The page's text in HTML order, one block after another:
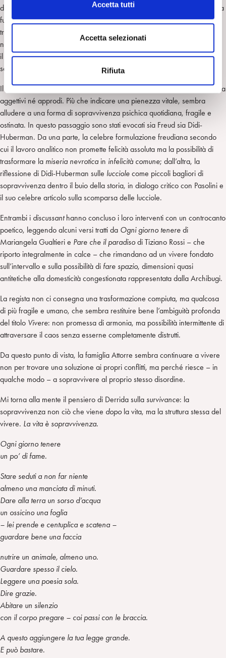
o
n
s
Accetta tutti
Accetta selezionati
Rifiuta
del legame stesso. È emersa l’idea che la verità, nel film, non abbia una
funzione liberatoria. Le rivelazioni non producono autentica
trasformazione; vengono piuttosto assorbite dal sistema familiare, quasi
neutralizzate. In questo passaggio, è sembrato risuonare implicitamente
il pensiero di Freud quando osserva che il soggetto non desidera
soltanto conoscere, ma anche continuare a non sapere.
Il titolo stesso del film è stato discusso a lungo: un verbo all’infinito, senza
aggettivi né approdi. Più che indicare una pienezza vitale, sembra
alludere a una forma di sopravvivenza psichica quotidiana, fragile e
ostinata. In questo passaggio sono stati evocati sia Freud sia Didi-
Huberman. Da una parte, la celebre formulazione freudiana secondo
cui il lavoro analitico non promette felicità assoluta ma la possibilità di
trasformare la miseria nevroticain infelicità comune; dall’altra, la
riflessione di Didi-Huberman sulle lucciole come piccoli bagliori di
sopravvivenza dentro il buio della storia, in dialogo critico con Pasolini e
il suo celebre articolo sulla scomparsa delle lucciole.
Entrambi i discussanthanno concluso i loro interventi con un controcanto
poetico, leggendo alcuni versi tratti da Ogni giorno tenere di
Mariangela Gualtieri e Pare che il paradisodi Tiziano Rossi – che
riporto integralmente in calce – che rimandano ad un vivere fondato
sull’intervallo e sulla possibilità di fare spazio, dimensioni quasi
antitetiche alla domesticità congestionata rappresentata dalla Archibugi.
La regista non ci consegna una trasformazione compiuta, ma qualcosa
di più fragile e umano, che sembra restituire bene l’ambiguità profonda
del titolo Vivere: non promessa di armonia, ma possibilità intermittente di
attraversare il caos senza esserne completamente distrutti.
Da questo punto di vista, la famiglia Attorre sembra continuare a vivere
non per trovare una soluzione ai propri conflitti, ma perché riesce – in
qualche modo – a sopravvivere al proprio stesso disordine.
Mi torna alla mente il pensiero di Derrida sulla survivance: la
sopravvivenza non ciò che viene dopola vita, ma la struttura stessa del
vivere. La vita è sopravvivenza.
Ogni giorno tenere
un po’ di fame.
Stare seduti a non far niente
almeno una manciata di minuti.
Dare alla terra un sorso d’acqua
un ossicino una foglia
– lei prende e centuplica e scatena –
guardare bene una faccia
nutrire un animale, almeno uno.
Guardare spesso il cielo.
Leggere una poesia sola.
Dire grazie.
Abitare un silenzio
con il corpo pregare – coi passi con le braccia.
A questo aggiungere la tua legge grande.
E può bastare.